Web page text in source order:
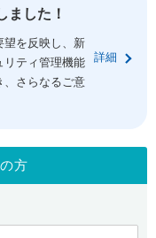
ました！
望を反映し、新
リティ管理機能
、さらなるご意
詳細
方